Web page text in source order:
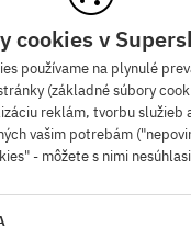
cookies v
používame na plynulé
(základné súbory
reklám, tvorbu služieb
vašim potrebám
- môžete s nimi